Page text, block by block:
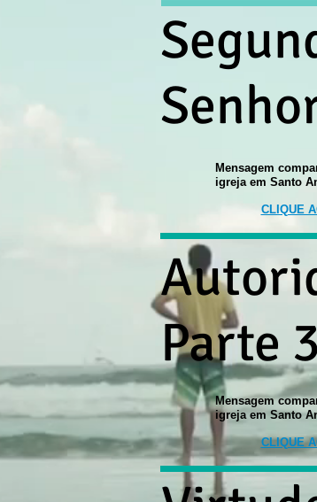
Mensagem
igreja em Santo
CLIQUE
Parte 3
Mensagem
igreja em Santo
CLIQUE